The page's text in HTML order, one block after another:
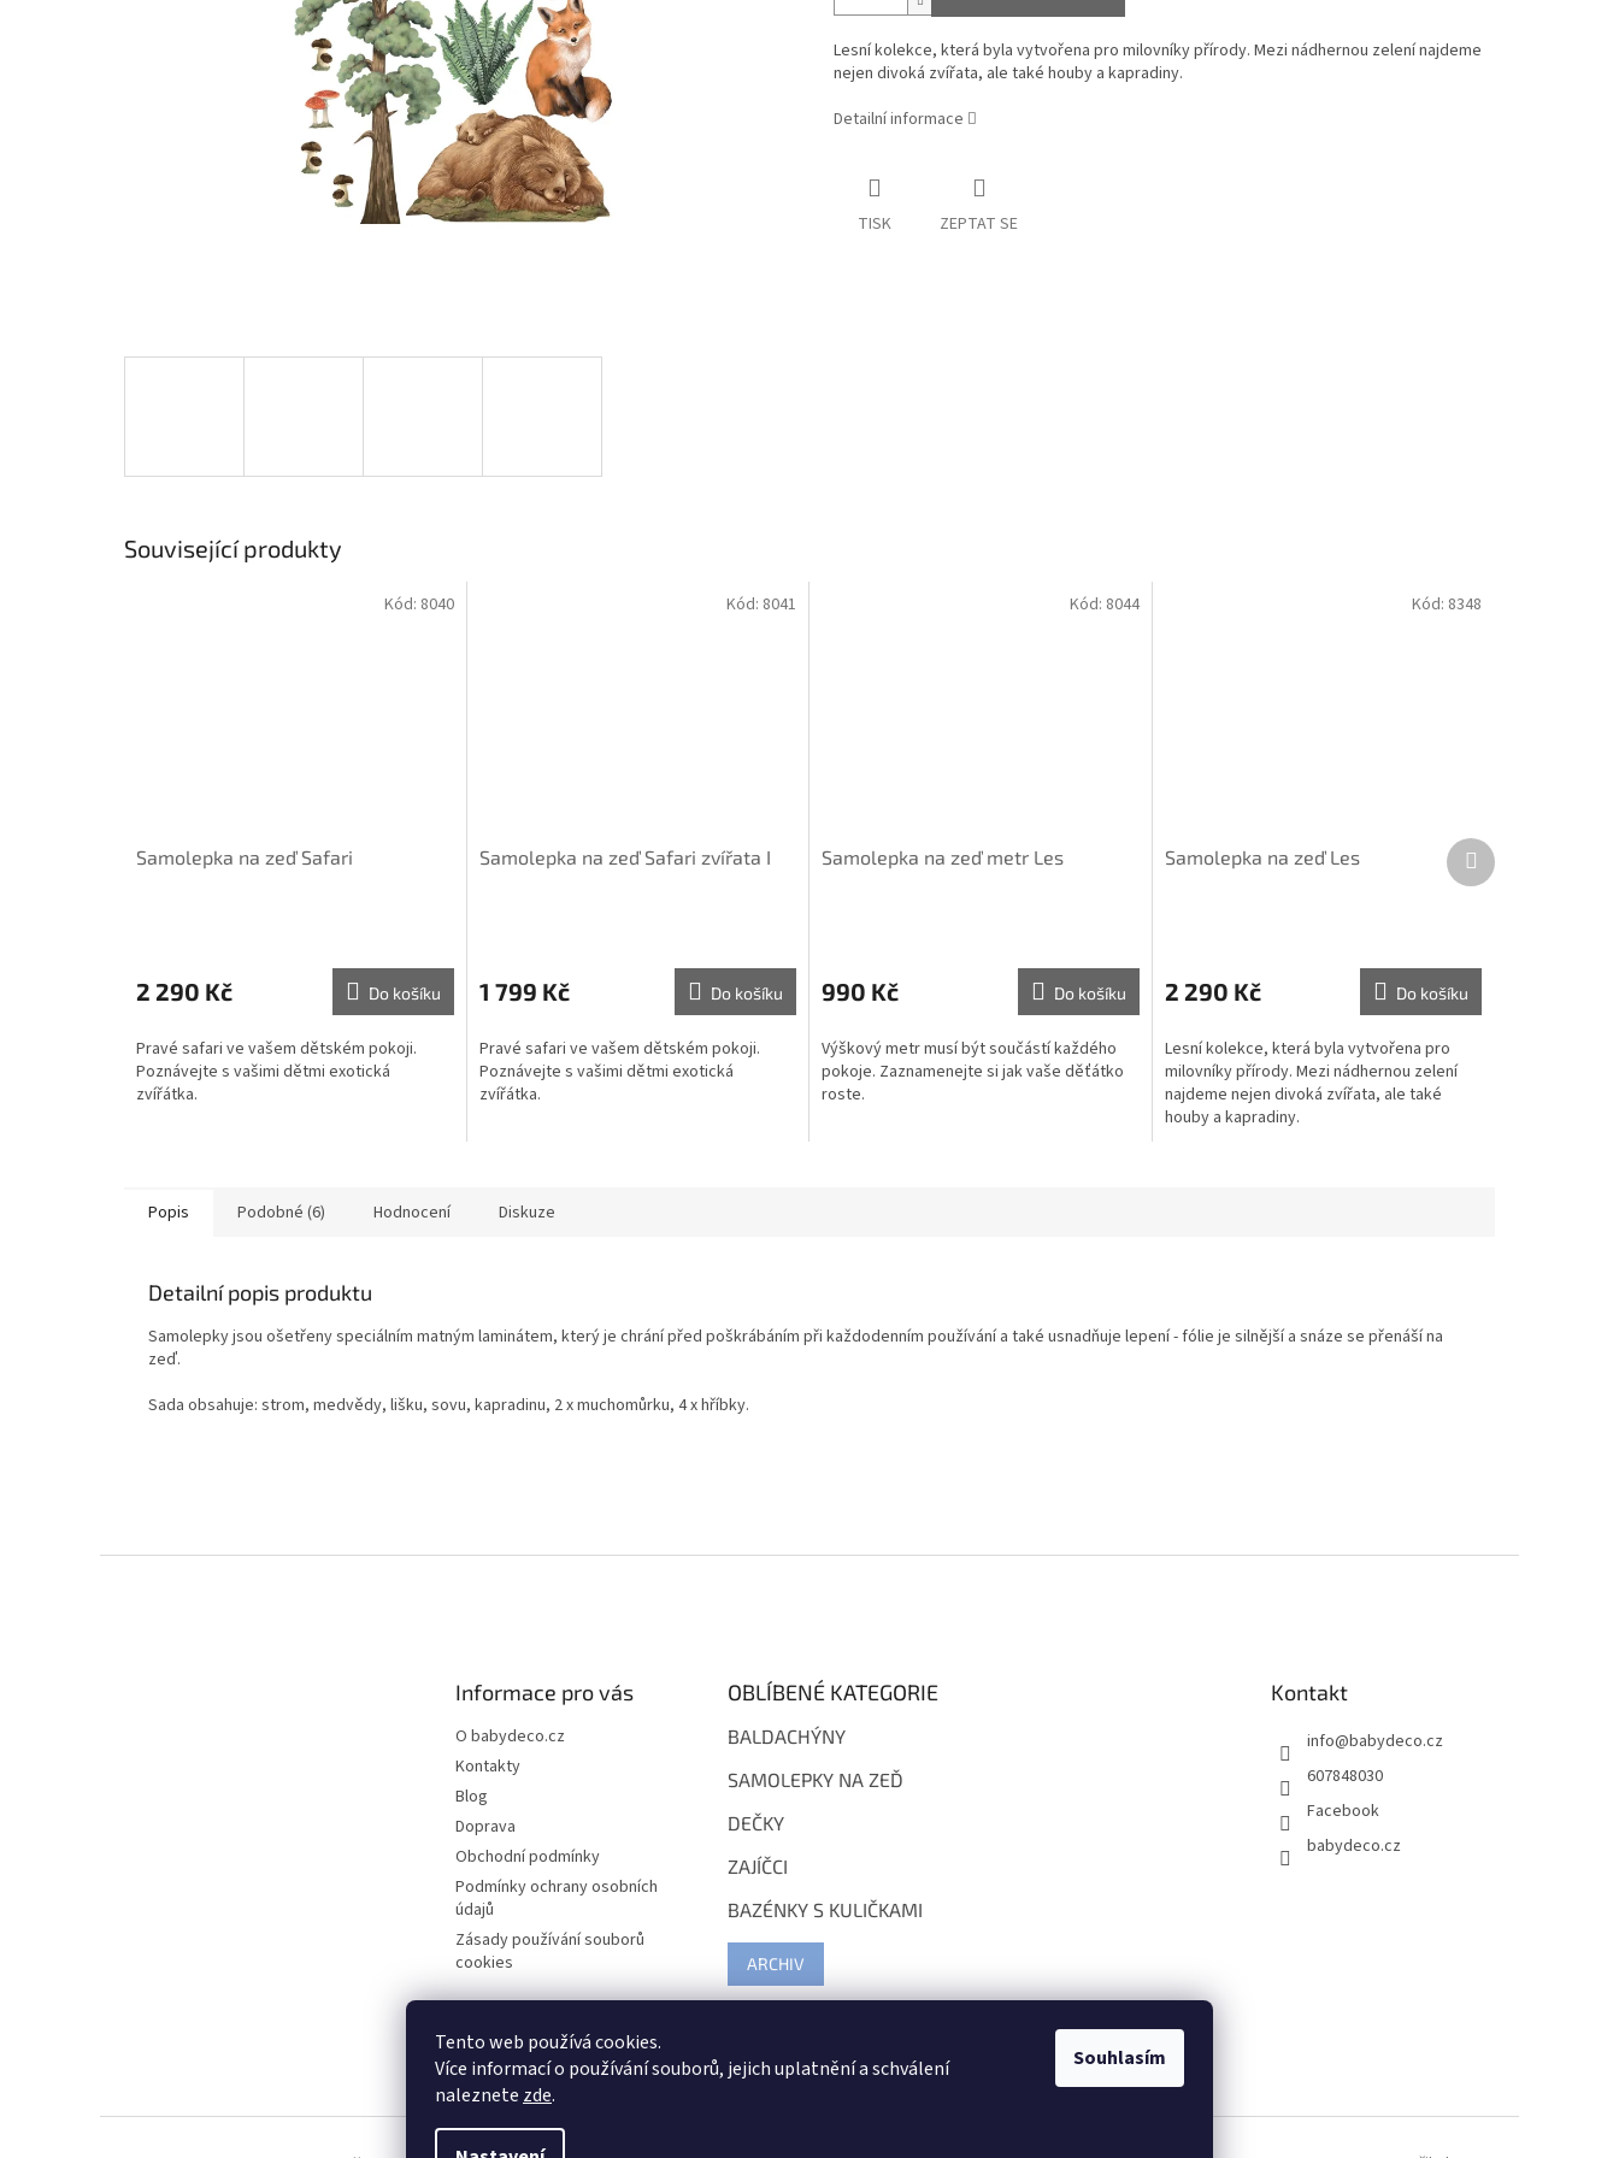
Tento web používá cookies.
Více informací o používání souborů, jejich uplatnění a schválení
naleznete zde.
Souhlasím
Lesní kolekce, která byla vytvořena pro milovníky přírody. Mezi nádhernou zelení najdeme
nejen divoká zvířata, ale také houby a kapradiny.
Detailní informace
TISK ZEPTAT SE
Související produkty
Samolepka na zeď Safari
2 290 Kč Do košíku
Pravé safari ve vašem dětském pokoji.
Poznávejte s vašimi dětmi exotická
zvířátka.
Kód: 8040
Samolepka na zeď Safari zvířata I
1 799 Kč Do košíku
Pravé safari ve vašem dětském pokoji.
Poznávejte s vašimi dětmi exotická
zvířátka.
Kód: 8041
Samolepka na zeď metr Les
990 Kč Do košíku
Výškový metr musí být součástí každého
pokoje. Zaznamenejte si jak vaše děťátko
roste.
Kód: 8044
Samolepka na zeď Les
2 290 Kč Do košíku
Lesní kolekce, která byla vytvořena pro
milovníky přírody. Mezi nádhernou zelení
najdeme nejen divoká zvířata, ale také
houby a kapradiny.
Kód: 8348
Další
produkt
Popis Podobné (6) Hodnocení Diskuze
Detailní popis produktu
Samolepky jsou ošetřeny speciálním matným laminátem, který je chrání před poškrábáním při každodenním používání a také usnadňuje lepení - fólie je silnější a snáze se přenáší na
zeď.
Sada obsahuje: strom, medvědy, lišku, sovu, kapradinu, 2 x muchomůrku, 4 x hříbky.
Informace pro vás
O babydeco.cz
Kontakty
Blog
Doprava
Obchodní podmínky
Podmínky ochrany osobních
údajů
Zásady používání souborů
cookies
OBLÍBENÉ KATEGORIE
BALDACHÝNY
SAMOLEPKY NA ZEĎ
DEČKY
ZAJÍČCI
BAZÉNKY S KULIČKAMI
ARCHIV
Kontakt
info@babydeco.cz
607848030
Facebook
babydeco.cz